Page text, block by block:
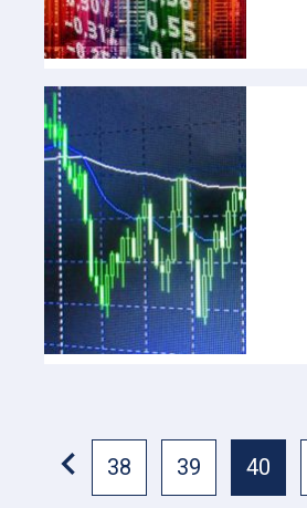
38 39 40